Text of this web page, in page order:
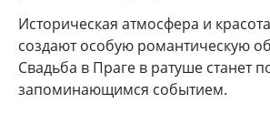
Историческая атмосфера и
создают особую романтическую
Свадьба в Праге в ратуше станет
запоминающимся событием.